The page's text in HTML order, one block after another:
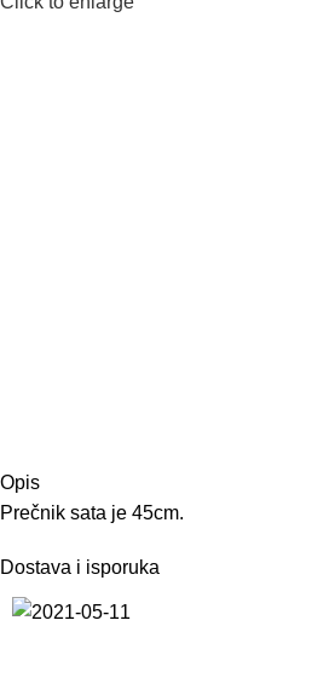
Opis
Prečnik sata je 45cm.
Dostava i isporuka